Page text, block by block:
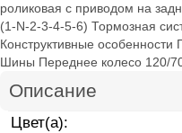
роликовая с приводом на
(1-N-2-3-4-5-6) Тормозная
Конструктивные
Шины Переднее колесо 120/
Описание
Цвет(а):